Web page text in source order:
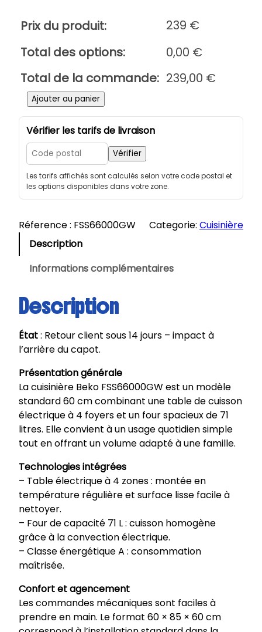
Prix du produit: 239 €
Total des options:
0,00 €
Total de la commande: 239,00 €
é
e
e
|
C
i
s
n
i
è
r
e
é
l
e
c
t
r
i
q
u
F
S
S
Ajouter au panier
Vérifier les tarifs de livraison
Vérifier
Les tarifs affichés sont calculés selon votre code postal et
les options disponibles dans votre zone.
Réference : FSS66000GW Categorie: Cuisinière
Description
Informations complémentaires
Description
État: Retour client sous 14 jours – impact à
l’arrière du capot.
Présentation générale
La cuisinière Beko FSS66000GW est un modèle
standard 60 cm combinant une table de cuisson
électrique à 4 foyers et un four spacieux de 71
litres. Elle convient à un usage quotidien simple
tout en offrant un volume adapté à une famille.
Technologies intégrées
– Table électrique à 4 zones : montée en
température régulière et surface lisse facile à
nettoyer.
– Four de capacité 71 L : cuisson homogène
grâce à la convection électrique.
– Classe énergétique A : consommation
maîtrisée.
Confort et agencement
Les commandes mécaniques sont faciles à
prendre en main. Le format 60 × 85 × 60 cm